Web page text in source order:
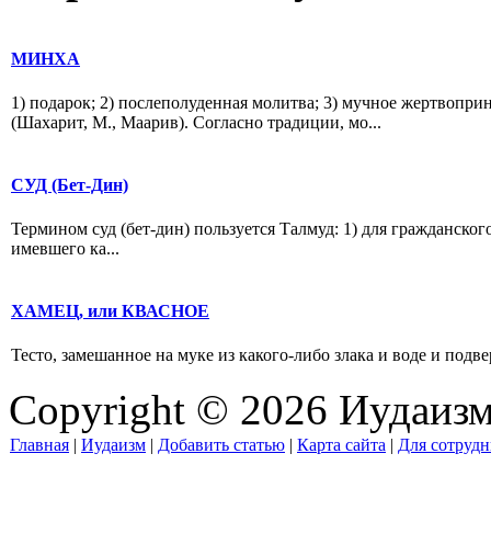
МИНХА
1) подарок; 2) послеполуденная молитва; 3) мучное
(Шахарит, М., Маарив). Согласно традиции, мо...
СУД (Бет-Дин)
Термином суд (бет-дин) пользуется Талмуд: 1) для
имевшего ка...
ХАМЕЦ, или КВАСНОЕ
Тесто, замешанное на муке из какого-либо злака и воде и
Copyright © 2026
Главная | Иудаизм | Добавить статью | Карта сайта | Для